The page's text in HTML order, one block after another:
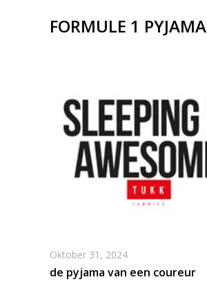
FORMULE 1 PYJAMA
Oktober 31, 2024
de pyjama van een coureur